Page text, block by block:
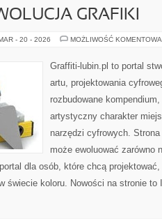
GRAFIKI
- 20 - 2026 MOŻLIWOŚĆ
Graffiti-lubin.pl to portal
artu, projektowania
rozbudowane
artystyczny charakter
narzędzi cyfrowych.
może ewoluować zarówno
dla osób, które chcą
świecie koloru. Nowości na stronie